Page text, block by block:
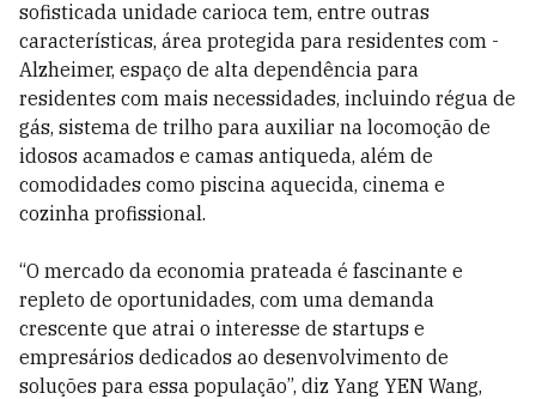
sofisticada unidade carioca tem, entre outras
características, área protegida para residentes com ­
Alzheimer, espaço de alta dependência para
residentes com mais necessidades, incluindo régua de
gás, sistema de trilho para auxiliar na locomoção de
idosos acamados e camas antiqueda, além de
comodidades como piscina aquecida, cinema e
cozinha profissional.
“O mercado da economia prateada é fascinante e
repleto de oportunidades, com uma demanda
crescente que atrai o interesse de startups e
empresários dedicados ao desenvolvimento de
soluções para essa população”, diz Yang YEN Wang,